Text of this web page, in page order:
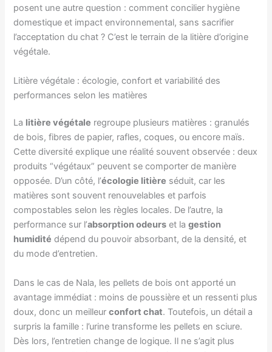
posent une autre question : comment concilier hygiène
domestique et impact environnemental, sans sacrifier
l’acceptation du chat ? C’est le terrain de la litière d’origine
végétale.
Litière végétale : écologie, confort et variabilité des
performances selon les matières
La litière végétale regroupe plusieurs matières : granulés
de bois, fibres de papier, rafles, coques, ou encore maïs.
Cette diversité explique une réalité souvent observée : deux
produits “végétaux” peuvent se comporter de manière
opposée. D’un côté, l’écologie litière séduit, car les
matières sont souvent renouvelables et parfois
compostables selon les règles locales. De l’autre, la
performance sur l’absorption odeurs et lagestion
humidité dépend du pouvoir absorbant, de la densité, et
du mode d’entretien.
Dans le cas de Nala, les pellets de bois ont apporté un
avantage immédiat : moins de poussière et un ressenti plus
doux, donc un meilleurconfort chat. Toutefois, un détail a
surpris la famille : l’urine transforme les pellets en sciure.
Dès lors, l’entretien change de logique. Il ne s’agit plus